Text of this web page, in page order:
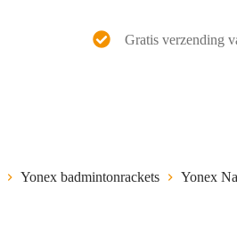
Gratis verzending
Yonex badmintonrackets Yonex